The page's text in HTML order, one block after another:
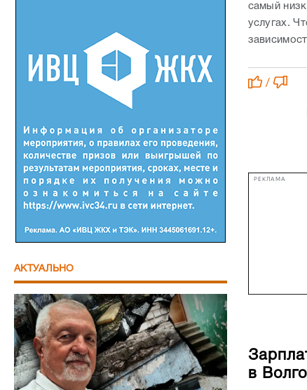
АКТУАЛЬНО
самый
услугах.
/
РЕКЛАМА
в